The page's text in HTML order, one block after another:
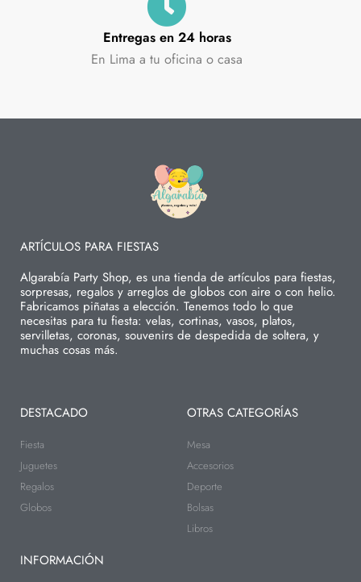
Entregas en 24 horas
En Lima a tu oficina o casa
ARTÍCULOS PARA FIESTAS
Algarabía Party Shop, es una tienda de artículos para fiestas,
sorpresas, regalos y arreglos de globos con aire o con helio.
Fabricamos piñatas a elección. Tenemos todo lo que
necesitas para tu fiesta: velas, cortinas, vasos, platos,
servilletas, coronas, souvenirs de despedida de soltera, y
muchas cosas más.
DESTACADO
Fiesta
Juguetes
Regalos
Globos
OTRAS CATEGORÍAS
Mesa
Accesorios
Deporte
Bolsas
Libros
INFORMACIÓN